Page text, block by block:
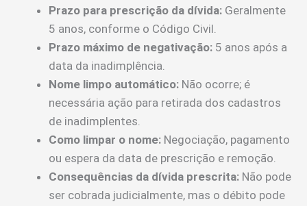
Prazo para prescrição da dívida: Geralmente
5 anos, conforme o Código Civil.
Prazo máximo de negativação: 5 anos após a
data da inadimplência.
Nome limpo automático: Não ocorre; é
necessária ação para retirada dos cadastros
de inadimplentes.
Como limpar o nome: Negociação, pagamento
ou espera da data de prescrição e remoção.
Consequências da dívida prescrita: Não pode
ser cobrada judicialmente, mas o débito pode